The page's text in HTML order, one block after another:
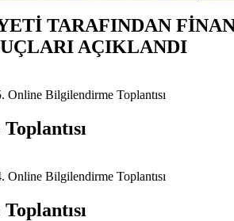
TARAFINDAN
AÇIKLANDI